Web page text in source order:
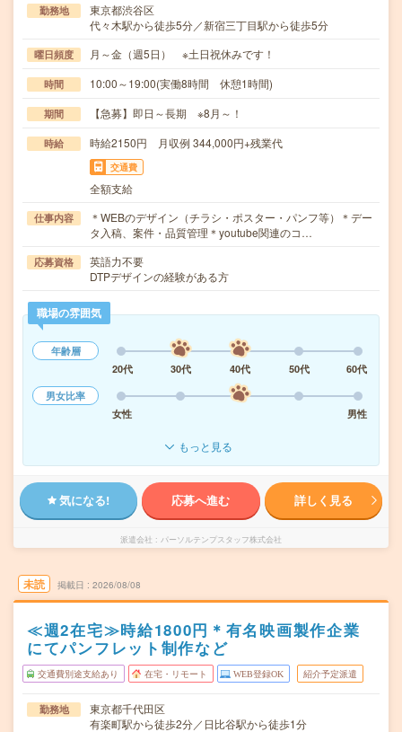
勤務地
東京都渋谷区
代々木駅から徒歩5分／新宿三丁目駅から徒歩5分
曜日頻度 月～金（週5日） ※土日祝休みです！
時間 10:00～19:00(実働8時間 休憩1時間)
期間 【急募】即日～長期 ※8月～！
時給 時給2150円 月収例 344,000円+残業代
交通費
全額支給
仕事内容
＊WEBのデザイン（チラシ・ポスター・パンフ等）＊デー
タ入稿、案件・品質管理＊youtube関連のコ…
応募資格
英語力不要
DTPデザインの経験がある方
職場の雰囲気
年齢層
20代
30代 40代 50代
60代
男女比率
女性
男性
もっと見る
気になる! 応募へ進む 詳しく見る
派遣会社 パーソルテンプスタッフ株式会社
未読 掲載日 2026/08/08
≪週2在宅≫時給1800円＊有名映画製作企業
にてパンフレット制作など
交通費別途支給あり 在宅・リモート WEB登録OK 紹介予定派遣
勤務地
東京都千代田区
有楽町駅から徒歩2分／日比谷駅から徒歩1分